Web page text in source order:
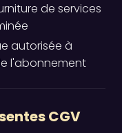
de services
autorisée à
l'abonnement
CGV